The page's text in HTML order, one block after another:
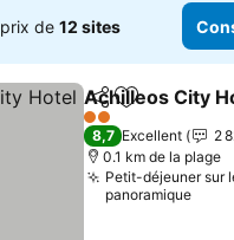
de 12 sites
PartagerAjouter à
Achilleos City
2 Étoiles
8,7 Excellent
2
0.1 km de la plage
Petit-déjeuner sur
panoramique